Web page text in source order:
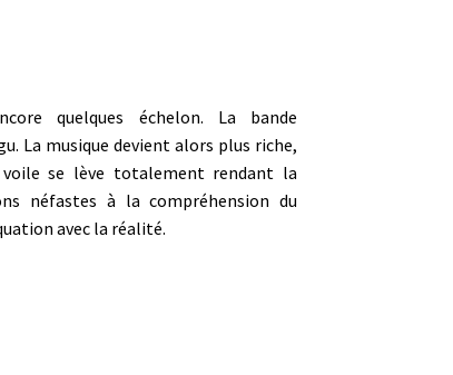
quelques échelon. La bande
La musique devient alors plus riche,
voile se lève totalement rendant la
néfastes à la compréhension du
avec la réalité.